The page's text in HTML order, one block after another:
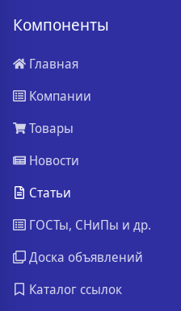
Компоненты
Главная
Компании
Товары
Новости
Статьи
ГОСТы, СНиПы и др.
Доска объявлений
Каталог ссылок